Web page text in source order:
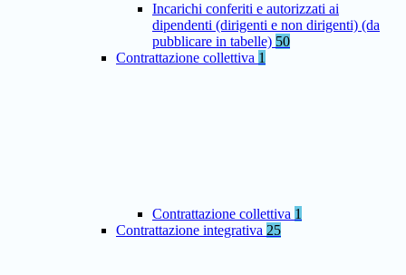
Incarichi conferiti e autorizzati ai
dipendenti (dirigenti e non dirigenti) (da
pubblicare in tabelle) 50
Contrattazione collettiva 1
Contrattazione collettiva 1
Contrattazione integrativa 25